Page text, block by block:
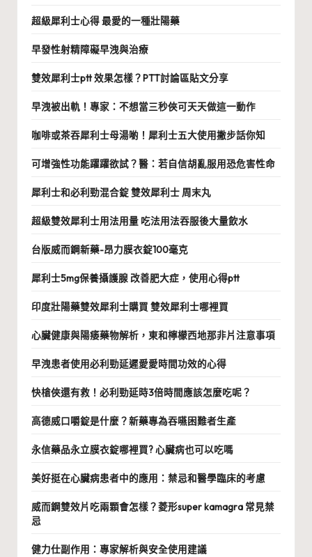
超級犀利士心得 最愛的一種壯陽藥
早發性射精障礙早洩與治療
雙效犀利士ptt 效果怎樣？PTT討論區貼文分享
早洩被出軌！專家：不想當三秒俠可天天做這一動作
咖啡或茶吞犀利士母湯喲！犀利士五大使用撇步話你知
可增強性功能躍躍欲試？醫：若自信胡亂服用恐危害性命
犀利士和必利勁混合錠 雙效犀利士 周末丸
超級雙效犀利士用法用量 吃法用法吞服後大量飲水
台版威而鋼新藥-昂力膜衣錠100毫克
犀利士5mg保養攝護腺 改善肥大症，使用心得ptt
印度壯陽藥雙效犀利士購買 雙效犀利士哪裡買
心臟健康與陽痿藥物解析，東和檸檬西地那非片注意事項
早洩患者使用必利勁延遲愛愛時間功效的心得
快槍俠還有救！必利勁延時3倍時間應該怎麼吃呢？
高德威口嚼錠是什麼？新藥專為吞嚥困難者生產
永信藥品永立膜衣錠哪裡買? 心臟病也可以吃嗎
美好挺在心臟病患者中的應用：禁忌和醫學臨床的考慮
威而鋼雙效片吃兩顆會怎樣？菱形super kamagra 常見禁
忌
健力仕副作用：專家解析與安全使用建議